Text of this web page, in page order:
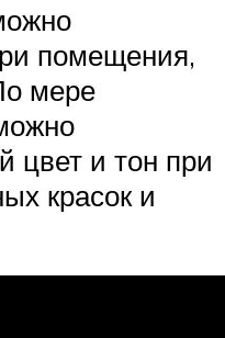
помещения,
мере
цвет и тон при
красок и